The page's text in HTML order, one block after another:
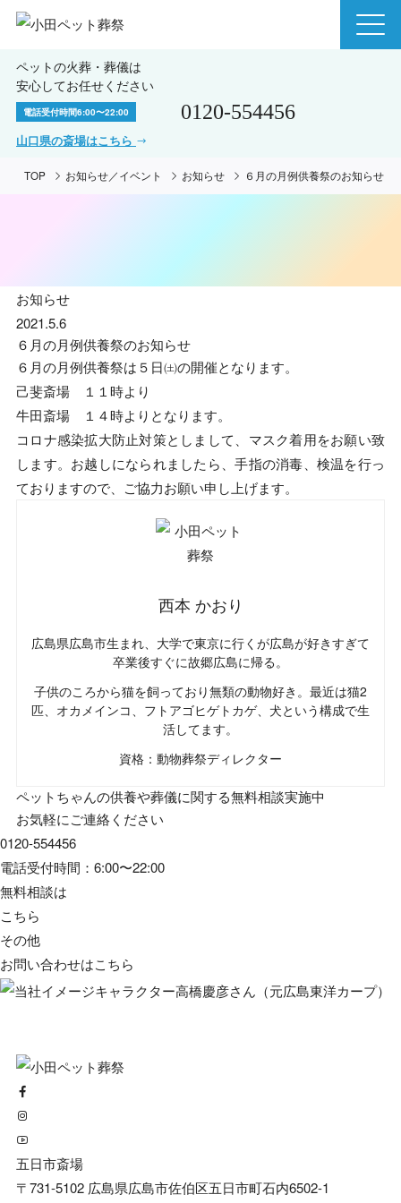
ペットの火葬・葬儀は
安心してお任せください
電話受付時間6:00〜22:00 0120-554456
山口県の斎場はこちら
TOP お知らせ／イベント お知らせ ６月の月例供養祭のお知らせ
お知らせ
2021.5.6
６月の月例供養祭のお知らせ
６月の月例供養祭は ５日㈯の開催となります。
己斐斎場 １１時より
牛田斎場 １４時よりとなります。
コロナ感染拡大防止対策としまして、マスク着用をお願い致
します。お越しになられましたら、手指の消毒、検温を行っ
ておりますので、ご協力お願い申し上げます。
西本 かおり
広島県広島市生まれ、大学で東京に行くが広島が好きすぎて
卒業後すぐに故郷広島に帰る。
子供のころから猫を飼っており無類の動物好き。最近は猫2
匹、オカメインコ、フトアゴヒゲトカゲ、犬という構成で生
活してます。
資格：動物葬祭ディレクター
ペットちゃんの供養や葬儀に関する無料相談実施中
お気軽にご連絡ください
0120-554456
電話受付時間：6:00〜22:00
無料相談は
こちら
その他
お問い合わせはこちら
五日市斎場
〒731-5102 広島県広島市佐伯区五日市町石内6502-1